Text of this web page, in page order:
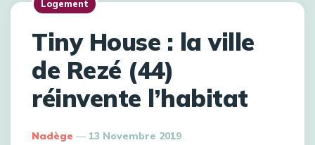
Logement
Tiny House : la ville
de Rezé (44)
réinvente l’habitat
Nadège 13 Novembre 2019